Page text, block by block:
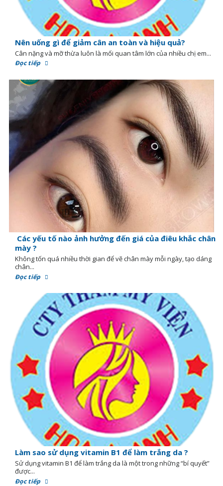
Nên uống gì để giảm cân an toàn và hiệu quả?
Cân nặng và mỡ thừa luôn là mối quan tâm lớn của nhiều chị em...
Đọc tiếp
Các yếu tố nào ảnh hưởng đến giá của điêu khắc chân
mày ?
Không tốn quá nhiều thời gian để vẽ chân mày mỗi ngày, tạo dáng
chân...
Đọc tiếp
Làm sao sử dụng vitamin B1 để làm trắng da ?
Sử dụng vitamin B1 để làm trắng da là một trong những “bí quyết”
được...
Đọc tiếp